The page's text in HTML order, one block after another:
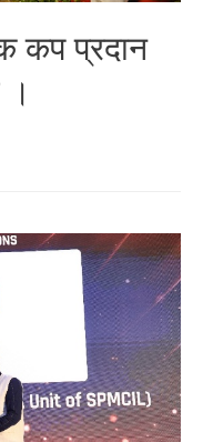
कप प्रदान
।